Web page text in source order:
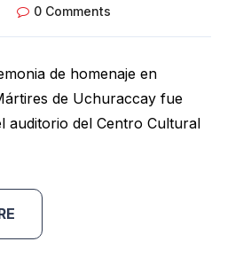
0 Comments
de homenaje en
de Uchuraccay fue
auditorio del Centro Cultural